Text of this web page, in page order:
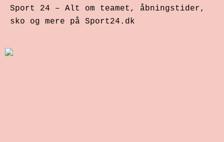
Sport 24 – Alt om teamet, åbningstider,
sko og mere på Sport24.dk